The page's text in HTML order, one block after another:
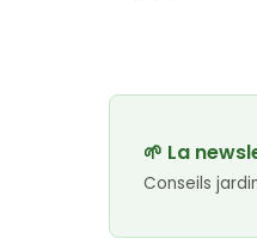
🌱 La
Conseils